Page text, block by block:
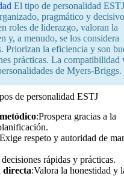
El tipo de personalidad
pragmático y
roles de liderazgo, valoran la
y, a menudo, se los considera
Priorizan la eficiencia y son
prácticas. La compatibilidad
de Myers-Briggs.
de personalidad ESTJ
:Prospera gracias a la
respeto y autoridad de
rápidas y prácticas.
directa:Valora la honestidad y